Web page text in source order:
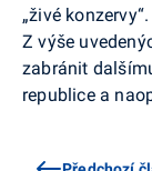
„živé konzervy“.
Z výše
zabránit
republice a